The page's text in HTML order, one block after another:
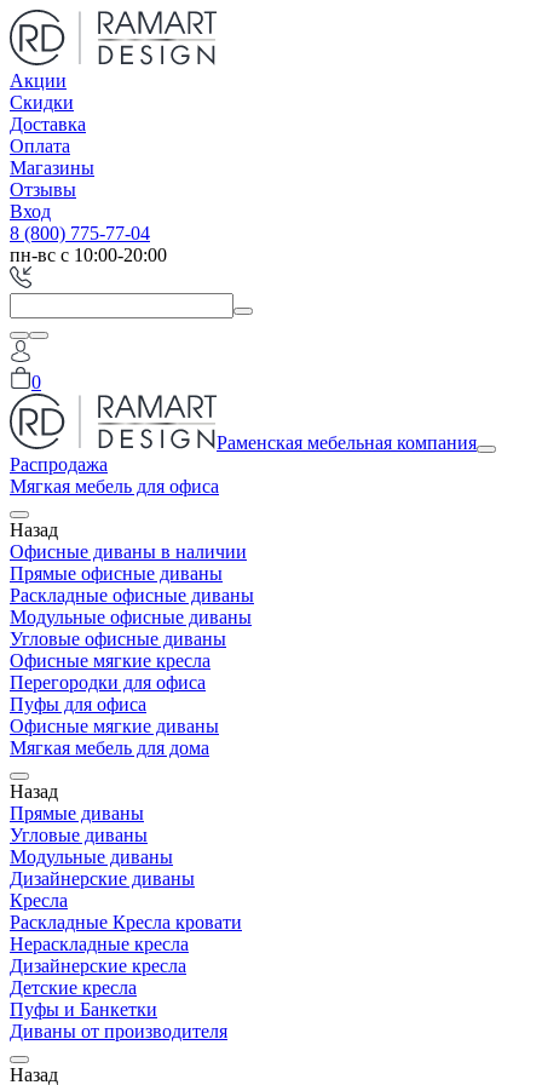
Акции
Скидки
Доставка
Оплата
Магазины
Отзывы
Вход
8 (800) 775-77-04
пн-вс с 10:00-20:00
0
Раменская мебельная компания
Распродажа
Мягкая мебель для офиса
Назад
Офисные диваны в наличии
Прямые офисные диваны
Раскладные офисные диваны
Модульные офисные диваны
Угловые офисные диваны
Офисные мягкие кресла
Перегородки для офиса
Пуфы для офиса
Офисные мягкие диваны
Мягкая мебель для дома
Назад
Прямые диваны
Угловые диваны
Модульные диваны
Дизайнерские диваны
Кресла
Раскладные Кресла кровати
Нераскладные кресла
Дизайнерские кресла
Детские кресла
Пуфы и Банкетки
Диваны от производителя
Назад